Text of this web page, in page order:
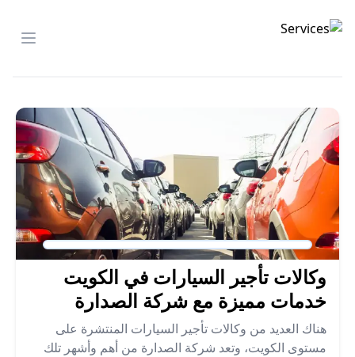
شركة الصدارة
وكالات تأجير السيارات في الكويت
خدمات مميزة مع شركة الصدارة
هناك العديد من وكالات تأجير السيارات المنتشرة على
مستوى الكويت، وتعد شركة الصدارة من أهم وأشهر تلك